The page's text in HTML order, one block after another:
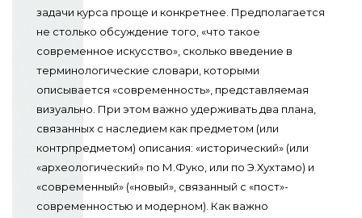
задачи курса проще и конкретнее. Предполагается
не столько обсуждение того, «что такое
современное искусство», сколько введение в
терминологические словари, которыми
описывается «современность», представляемая
визуально. При этом важно удерживать два плана,
связанных с наследием как предметом (или
контрпредметом) описания: «исторический» (или
«археологический» по М.Фуко, или по Э.Хухтамо) и
«современный» («новый», связанный с «пост»-
современностью и модерном). Как важно